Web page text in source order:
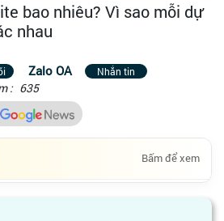
bao nhiêu? Vì sao mỗi dự
nhau
Zalo OA Nhắn tin
: 635
Bấm để xem